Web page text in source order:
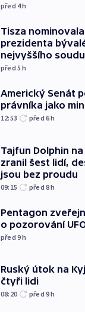
před 4h
Tisza
prezidenta
nejvyššího soudu
před 5h
Americký Senát
právníka jako
12:53 před 6h
Tajfun Dolphin
zranil šest lidí,
jsou bez proudu
09:15 před 8h
Pentagon
o pozorování
před 9h
Ruský útok na
čtyři lidi
08:20 před 9h